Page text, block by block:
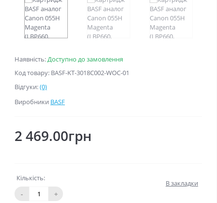
Наявність:Доступно до замовлення
Код товару: BASF-KT-3018C002-WOC-01
Відгуки:(0)
Виробники BASF
2 469.00грн
Кількість:
-
+
В закладки